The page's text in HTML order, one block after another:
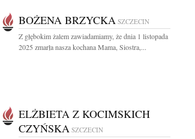
BOŻENA BRZYCKA SZCZECIN
Z głębokim żalem zawiadamiamy, że dnia 1 listopada
2025 zmarła nasza kochana Mama, Siostra,...
ELŻBIETA Z KOCIMSKICH
CZYŃSKA SZCZECIN